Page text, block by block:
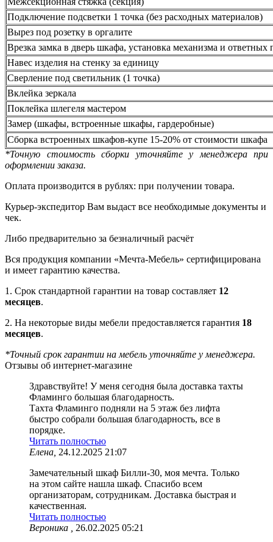
Подключение подсветки 1 точка (без расходных материалов)
Вырез под розетку в оргалите
Врезка замка в дверь шкафа, установка механизма и ответных
Навес изделия на стенку за единицу
Сверление под светильник (1 точка)
Вклейка зеркала
Поклейка шлегеля мастером
Замер (шкафы, встроенные шкафы, гардеробные)
Сборка встроенных шкафов-купе 15-20% от стоимости шкафа
*Точную стоимость сборки уточняйте у менеджера при
оформлении заказа.
Оплата производится в рублях: при получении товара.
Курьер-экспедитор Вам выдаст все необходимые документы и
чек.
Либо предварительно за безналичный расчёт
Вся продукция компании «Мечта-Мебель» сертифицирована
и имеет гарантию качества.
1. Срок стандартной гарантии на товар составляет 12
месяцев.
2. На некоторые виды мебели предоставляется гарантия 18
месяцев.
*Точный срок гарантии на мебель уточняйте у менеджера.
Отзывы об интернет-магазине
Здравствуйте! У меня сегодня была доставка тахты
Фламинго большая благодарность.
Тахта Фламинго подняли на 5 этаж без лифта
быстро собрали большая благодарность, все в
порядке.
Читать полностью
Елена, 24.12.2025 21:07
Замечательный шкаф Билли-30, моя мечта. Только
на этом сайте нашла шкаф. Спасибо всем
организаторам, сотрудникам. Доставка быстрая и
качественная.
Читать полностью
Вероника ,
26.02.2025 05:21